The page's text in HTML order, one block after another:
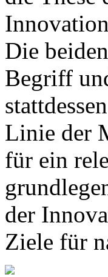
Die
Begriff
Linie der
für ein
der
Ziele für